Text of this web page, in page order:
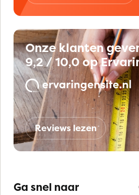
Onze klanten
9,2 / 10,0 op
Reviews lezen
Ga snel naar